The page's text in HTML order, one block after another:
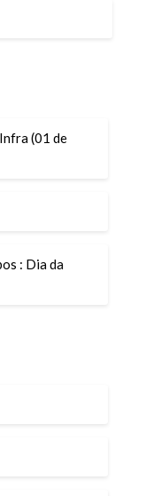
(01 de
: Dia da